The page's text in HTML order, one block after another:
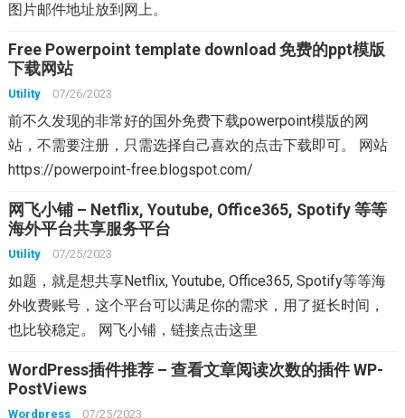
图片邮件地址放到网上。
Free Powerpoint template download 免费的ppt模版
下载网站
Utility 07/26/2023
前不久发现的非常好的国外免费下载powerpoint模版的网
站，不需要注册，只需选择自己喜欢的点击下载即可。 网站
https://powerpoint-free.blogspot.com/
网飞小铺 – Netflix, Youtube, Office365, Spotify 等等
海外平台共享服务平台
Utility 07/25/2023
如题，就是想共享Netflix, Youtube, Office365, Spotify等等海
外收费账号，这个平台可以满足你的需求，用了挺长时间，
也比较稳定。 网飞小铺，链接点击这里
WordPress插件推荐 – 查看文章阅读次数的插件 WP-
PostViews
Wordpress 07/25/2023